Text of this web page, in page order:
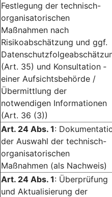
Festlegung der technisch-
organisatorischen
Maßnahmen nach
Risikoabschätzung und ggf.
(Art. 35) und Konsultation ­
einer Aufsichtsbehörde /
Übermittlung der
notwendigen Informationen
(Art. 36 (3))
Art. 24 Abs. 1:
der Auswahl der technisch-
organisatorischen
Maßnahmen (als Nachweis)
Art. 24 Abs. 1: Überprüfung
und Aktualisierung der